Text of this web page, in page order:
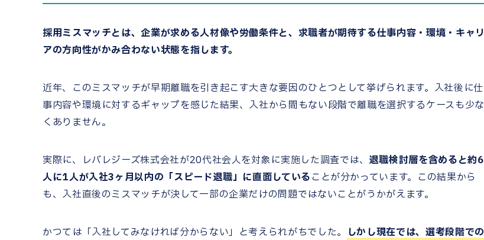
採用ミスマッチとは、企業が求める人材像や労働条件と、求職者が期待する仕事内容・環境・キャリ
アの方向性がかみ合わない状態を指します。
近年、このミスマッチが早期離職を引き起こす大きな要因のひとつとして挙げられます。 入社後に仕
事内容や環境に対するギャップを感じた結果、 入社から間もない段階で離職を選択するケースも少な
くありません。
実際に、 レバレジーズ株式会社が20代社会人を対象に実施した調査では、 退職検討層を含めると約6
人に1人が入社3ヶ月以内の「スピード退職」に直面している ことが分かっています。この結果から
も、入社直後のミスマッチが決して一部の企業だけの問題ではないことがうかがえます。
かつては「入社してみなければ分からない」と考えられがちでした。 しかし現在では、選考段階での